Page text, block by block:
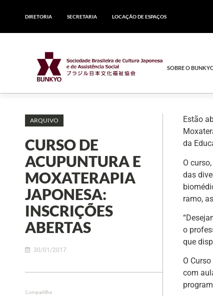
DIRETORIA SECRETARIA LOCAÇÃO DE ESPAÇOS
SOBRE O
ARQUIVO
CURSO DE
ACUPUNTURA E
MOXATERAPIA
JAPONESA:
INSCRIÇÕES
ABERTAS
30/01/2017
Compartilhe
Estão
da
O
das
ramo,
o
que
O
com